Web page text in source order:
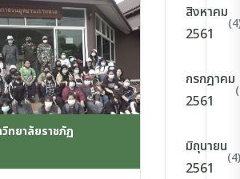
ทยาลัยราชภัฏ
สิงหาคม
2561
กรกฎาคม
2561
มิถุนายน
2561
(4)